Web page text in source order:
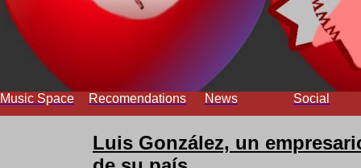
Music Space Recomendations News Social
Luis González, un